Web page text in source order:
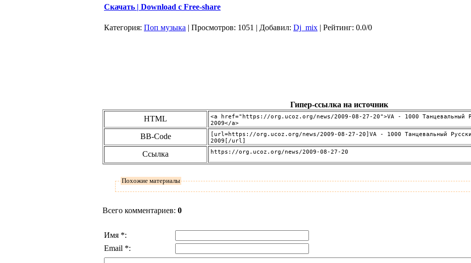
Скачать | Download c Free-share
Категория: Поп музыка | Просмотров: 1051 | Добавил: Dj_mix | Рейтинг: 0.0/0
Гипер-ссылка на источник
HTML
BB-Code
Ссылка
Похожие материалы
Всего комментариев: 0
Имя *:
Email *: